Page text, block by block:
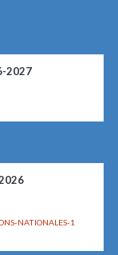
2027
NATIONALES-1